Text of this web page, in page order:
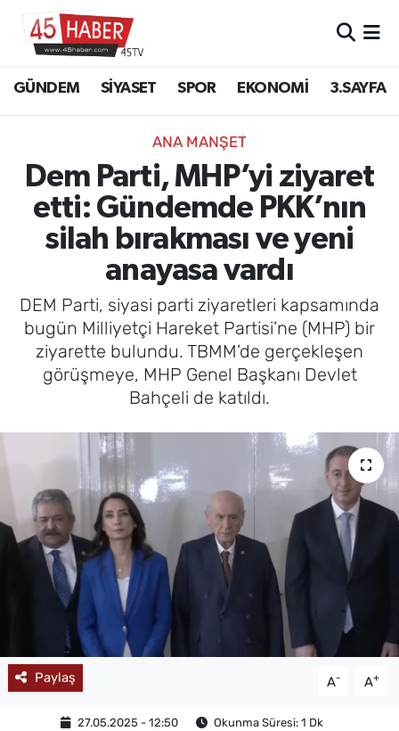
GÜNDEM SİYASET SPOR EKONOMİ 3.SAYFA
ANA MANŞET
Dem Parti, MHP’yi ziyaret
etti: Gündemde PKK’nın
silah bırakması ve yeni
anayasa vardı
DEM Parti, siyasi parti ziyaretleri kapsamında
bugün Milliyetçi Hareket Partisi’ne (MHP) bir
ziyarette bulundu. TBMM’de gerçekleşen
görüşmeye, MHP Genel Başkanı Devlet
Bahçeli de katıldı.
Paylaş A- A+
27.05.2025 - 12:50 Okunma Süresi: 1 Dk
SİYASET
EKONOMİ
3.SAYFA
EĞİTİM
SAĞLIK
YAŞAM
MAGAZİN
Manisa Hava Durumu
Manisa Namaz Vakitleri
Manisa Trafik Yoğunluk Haritası
Süper Lig Puan Durumu ve Fikstür
Tüm Manşetler
Son Dakika Haberleri
Haber Arşivi